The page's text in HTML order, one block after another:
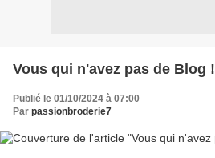
Vous qui n'avez pas de Blog !
Publié le 01/10/2024 à 07:00
Par passionbroderie7